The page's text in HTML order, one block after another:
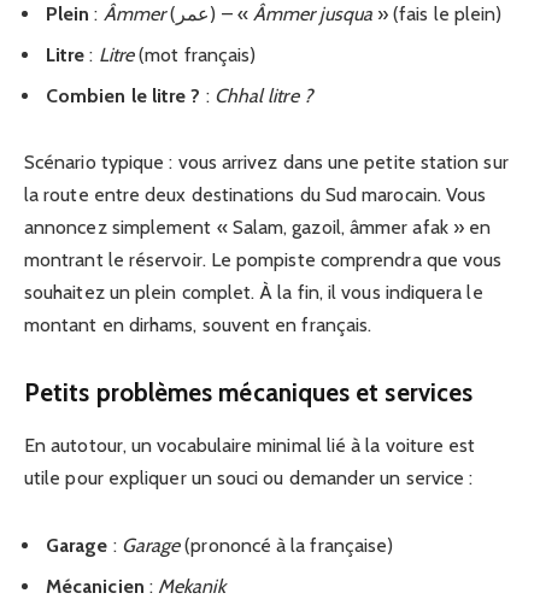
Plein : Âmmer (عمر) – « Âmmer jusqua» (fais le plein)
Litre : Litre(mot français)
Combien le litre ? : Chhal litre ?
Scénario typique : vous arrivez dans une petite station sur
la route entre deux destinations du Sud marocain. Vous
annoncez simplement « Salam, gazoil, âmmer afak » en
montrant le réservoir. Le pompiste comprendra que vous
souhaitez un plein complet. À la fin, il vous indiquera le
montant en dirhams, souvent en français.
Petits problèmes mécaniques et services
En autotour, un vocabulaire minimal lié à la voiture est
utile pour expliquer un souci ou demander un service :
Garage : Garage(prononcé à la française)
Mécanicien : Mekanik